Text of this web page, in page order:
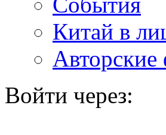
Китай в
Авторские
Войти через: